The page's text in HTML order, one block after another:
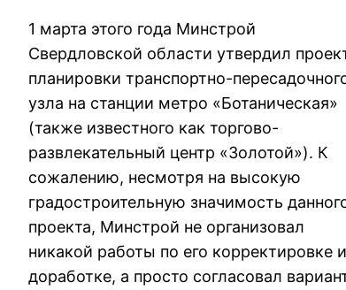
1 марта этого года Минстрой
Свердловской области утвердил
планировки транспортно-
узла на станции метро «Ботаническая»
(также известного как торгово-
развлекательный центр «Золотой»). К
сожалению, несмотря на высокую
градостроительную значимость
проекта, Минстрой не организовал
никакой работы по его корректировке и
доработке, а просто согласовал